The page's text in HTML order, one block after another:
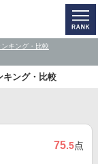
キング・比較
キング・比較
75.5点